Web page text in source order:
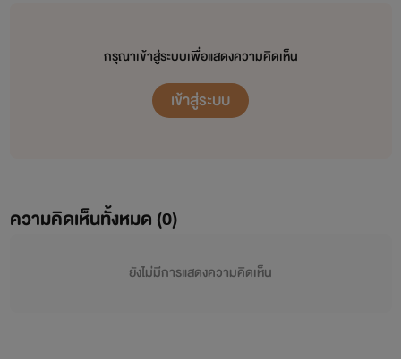
กรุณาเข้าสู่ระบบเพื่อแสดงความคิดเห็น
เข้าสู่ระบบ
ความคิดเห็นทั้งหมด (0)
ยังไม่มีการแสดงความคิดเห็น